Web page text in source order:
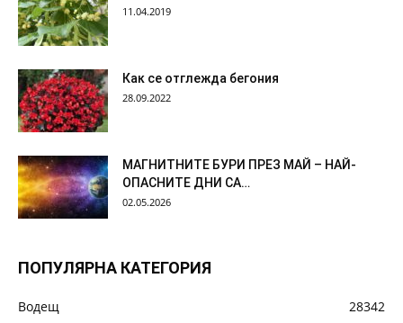
11.04.2019
Как се отглежда бегония
28.09.2022
МАГНИТНИТЕ БУРИ ПРЕЗ МАЙ – НАЙ-
ОПАСНИТЕ ДНИ СА…
02.05.2026
ПОПУЛЯРНА КАТЕГОРИЯ
Водещ
28342